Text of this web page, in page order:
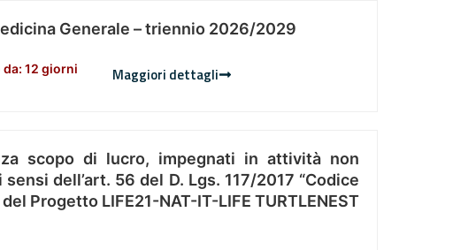
Generale – triennio 2026/2029
12 giorni Maggiori dettagli
scopo di lucro, impegnati in attività non
dell’art. 56 del D. Lgs. 117/2017 “Codice
Progetto LIFE21-NAT-IT-LIFE TURTLENEST